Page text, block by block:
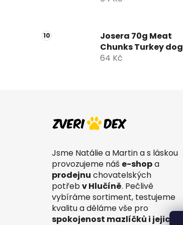
Josera 70g Meat
Chunks Turkey dog
64 Kč
Jsme Natálie a Martin a s láskou
provozujeme náš e-shopa
prodejnu chovatelských
potřebv Hlučíně. Pečlivě
vybíráme sortiment, testujeme
kvalitu a děláme vše pro
spokojenost mazlíčků i jejich